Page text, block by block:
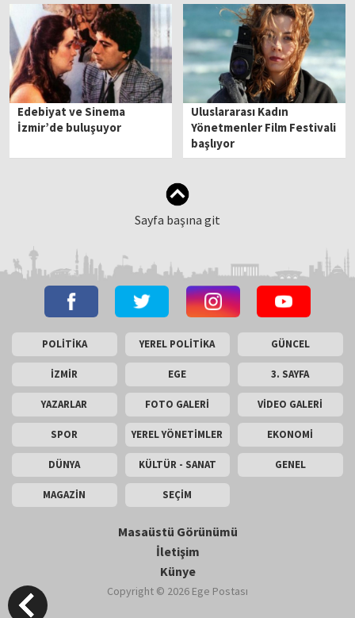
Edebiyat ve Sinema
İzmir’de buluşuyor
Uluslararası Kadın
Yönetmenler Film Festivali
başlıyor
Sayfa başına git
POLİTİKA YEREL POLİTİKA GÜNCEL
İZMİR EGE 3. SAYFA
YAZARLAR FOTO GALERİ VİDEO GALERİ
SPOR YEREL YÖNETİMLER EKONOMİ
DÜNYA KÜLTÜR - SANAT GENEL
MAGAZİN SEÇİM
Masaüstü Görünümü
İletişim
Künye
Copyright © 2026 Ege Postası